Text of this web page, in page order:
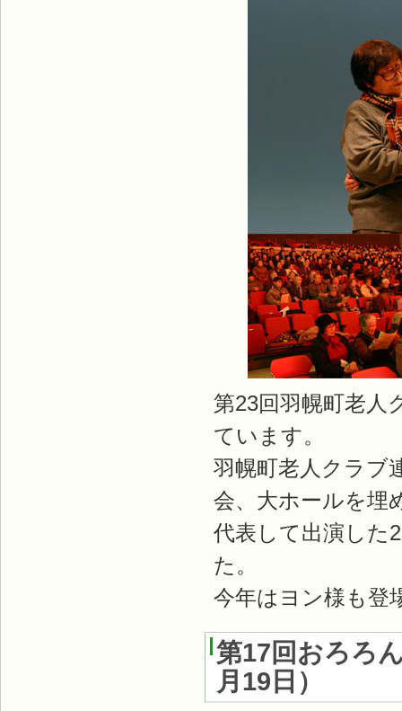
第23回羽幌町老人
ています。
羽幌町老人クラブ
会、大ホールを埋
代表して出演した
た。
今年はヨン様も登
第17回おろろ
月19日 ）